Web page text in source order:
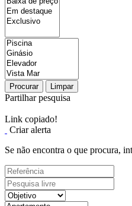
Procurar Limpar
Partilhar pesquisa
Link copiado!
Criar alerta
Se não encontra o que procura,